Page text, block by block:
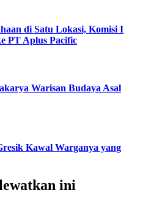
di Satu Lokasi, Komisi I
PT Aplus Pacific
Warisan Budaya Asal
Kawal Warganya yang
ini